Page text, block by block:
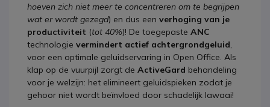
hoeven zich niet meer te concentreren om te begrijpen
wat er wordt gezegd) en dus een verhoging van je
productiviteit (tot 40%)! De toegepaste ANC
technologie vermindert actief achtergrondgeluid
voor een optimale geluidservaring in Open Office. Als
klap op de vuurpijl zorgt de ActiveGard behandeling
voor je welzijn: het elimineert geluidspieken zodat je
gehoor niet wordt beïnvloed door schadelijk lawaai!